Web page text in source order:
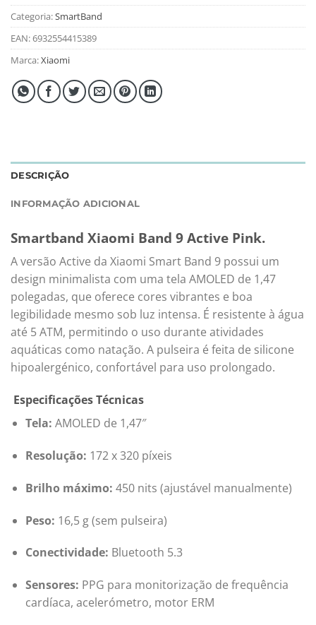
Categoria:SmartBand
EAN:6932554415389
Marca:Xiaomi
DESCRIÇÃO
INFORMAÇÃO ADICIONAL
Smartband Xiaomi Band 9 Active Pink.
A versão Active da Xiaomi Smart Band 9 possui um
design minimalista com uma tela AMOLED de 1,47
polegadas, que oferece cores vibrantes e boa
legibilidade mesmo sob luz intensa. É resistente à água
até 5 ATM, permitindo o uso durante atividades
aquáticas como natação. A pulseira é feita de silicone
hipoalergénico, confortável para uso prolongado.
Especificações Técnicas
Tela: AMOLED de 1,47″
Resolução: 172 x 320 píxeis
Brilho máximo: 450 nits (ajustável manualmente)
Peso: 16,5 g (sem pulseira)
Conectividade: Bluetooth 5.3
Sensores: PPG para monitorização de frequência
cardíaca, acelerómetro, motor ERM